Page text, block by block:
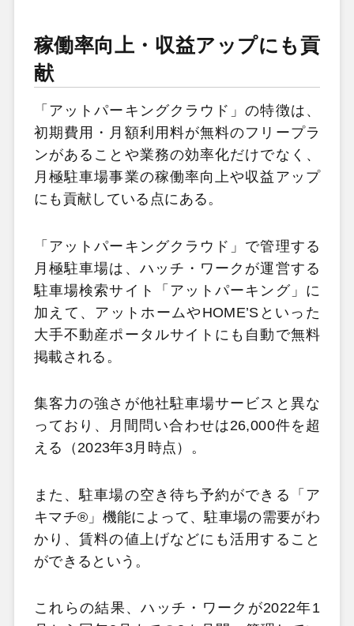
稼働率向上・収益アップにも貢
献
「アットパーキングクラウド」の特徴は、
初期費用・月額利用料が無料のフリープラ
ンがあることや業務の効率化だけでなく、
月極駐車場事業の稼働率向上や収益アップ
にも貢献している点にある。
「アットパーキングクラウド」で管理する
月極駐車場は、ハッチ・ワークが運営する
駐車場検索サイト「アットパーキング」に
加えて、アットホームやHOME’Sといった
大手不動産ポータルサイトにも自動で無料
掲載される。
集客力の強さが他社駐車場サービスと異な
っており、月間問い合わせは26,000件を超
える（2023年3月時点）。
また、駐車場の空き待ち予約ができる「ア
キマチ®」機能によって、駐車場の需要がわ
かり、賃料の値上げなどにも活用すること
ができるという。
これらの結果、ハッチ・ワークが2022年1